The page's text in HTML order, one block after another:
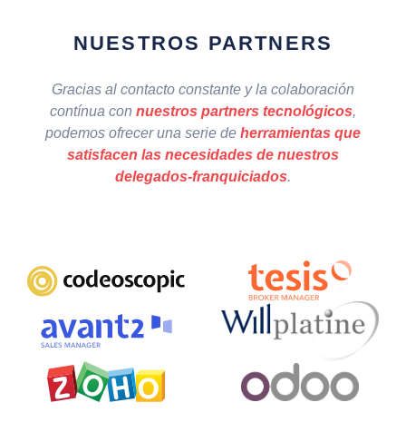
NUESTROS PARTNERS
Gracias al contacto constante y la colaboración
contínua con nuestros partners tecnológicos,
podemos ofrecer una serie de herramientas que
satisfacen las necesidades de nuestros
delegados-franquiciados.